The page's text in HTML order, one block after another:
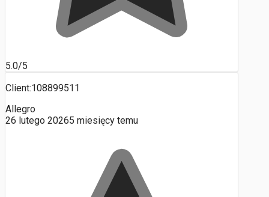
5.0/5
Client:108899511
Allegro
26 lutego 20265 miesięcy temu